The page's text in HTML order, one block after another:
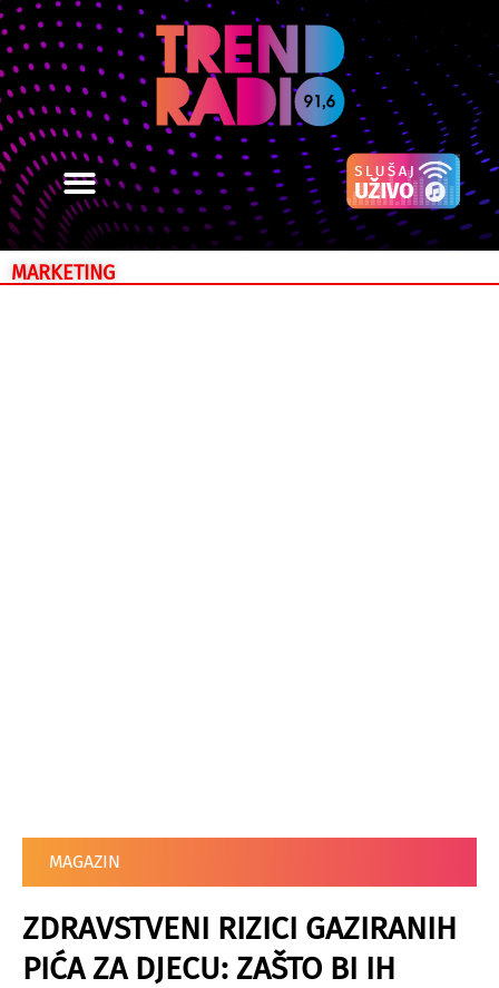
MARKETING
MAGAZIN
ZDRAVSTVENI RIZICI GAZIRANIH
PIĆA ZA DJECU: ZAŠTO BI IH